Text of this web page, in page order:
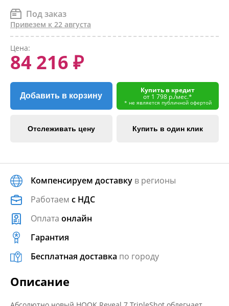
Под заказ
Привезем к 22 августа
Цена:
84 216 ₽
Добавить в корзину
Купить в кредит
от 1 798 р./мес.*
* не является публичной офертой
Отслеживать цену Купить в один клик
Компенсируем доставку в регионы
Работаем с НДС
Оплата онлайн
Гарантия
Бесплатная доставка по городу
Описание